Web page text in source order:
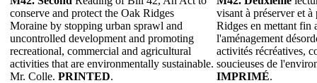
conserve and protect the Oak Ridges
Moraine by stopping urban sprawl and
uncontrolled development and promoting
recreational, commercial and agricultural
activities that are environmentally sustainable.
Mr. Colle. PRINTED.
visant à préserver et
Ridges en mettant fin
l'aménagement
activités récréatives,
soucieuses de
IMPRIMÉ.